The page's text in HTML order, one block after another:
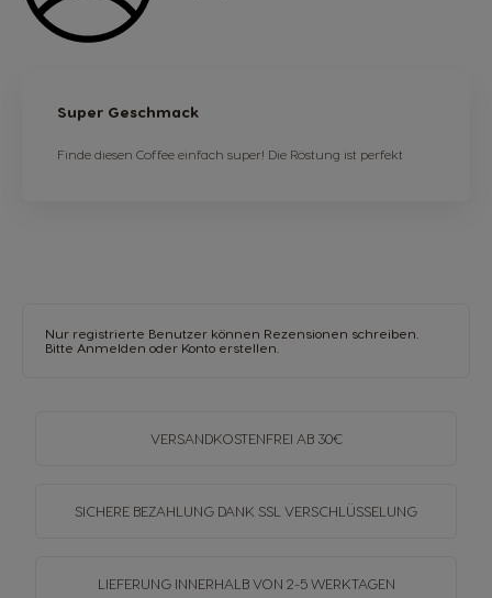
Super Geschmack
Finde diesen Coffee einfach super! Die Röstung ist perfekt
Nur registrierte Benutzer können Rezensionen schreiben.
Bitte Anmelden oder Konto erstellen
VERSANDKOSTENFREI AB 30€
SICHERE BEZAHLUNG DANK SSL VERSCHLÜSSELUNG
LIEFERUNG INNERHALB VON 2-5 WERKTAGEN